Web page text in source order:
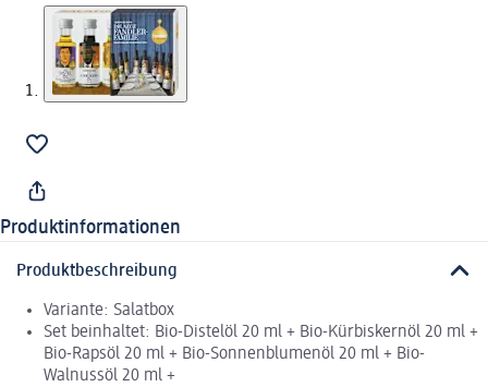
Produktinformationen
Produktbeschreibung
Variante: Salatbox
Set beinhaltet: Bio-Distelöl 20 ml + Bio-Kürbiskernöl 20 ml +
Bio-Rapsöl 20 ml + Bio-Sonnenblumenöl 20 ml + Bio-
Walnussöl 20 ml +